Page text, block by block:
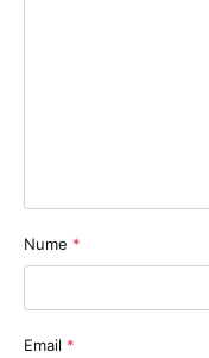
Nume *
Email *